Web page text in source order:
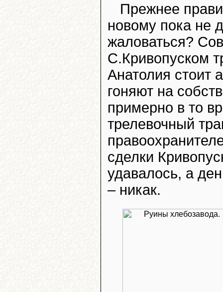
Прежнее
новому пока не
жаловаться?
С.Кривопуском
Анатолия стоит
гоняют на
примерно в то
трелевочный
сделки
удавалось, а
– никак.